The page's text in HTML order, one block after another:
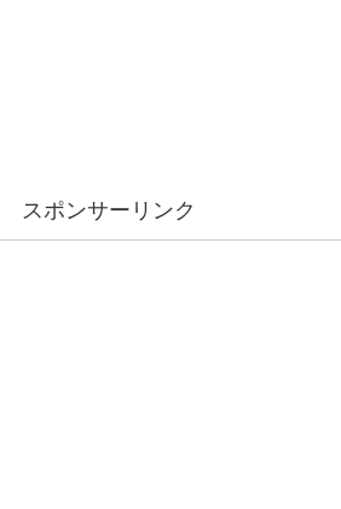
スポンサーリンク